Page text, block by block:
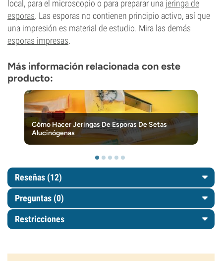
local, para el microscopio o para preparar una jeringa de
esporas. Las esporas no contienen principio activo, así que
una impresión es material de estudio. Mira las demás
esporas impresas.
Más información relacionada con este
producto:
Cómo Hacer Jeringas De Esporas De Setas
Alucinógenas
Reseñas (12)
Preguntas (0)
Restricciones